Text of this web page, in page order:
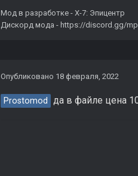
Мод в разработке - X-7: Эпицентр
Дискорд мода - https://discord.gg/
Опубликовано 18 февраля, 2022
Prostomod да в файле цена